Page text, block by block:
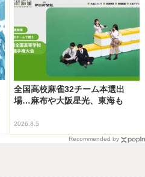
全国高校麻雀32チーム本選出
場…麻布や大阪星光、東海も
2026.8.5
Recommended by